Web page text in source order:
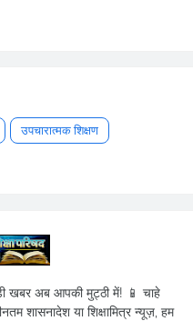
उपचारात्मक शिक्षण
खबर अब आपकी मुट्ठी में! 📱 चाहे
शासनादेश या शिक्षामित्र न्यूज़, हम